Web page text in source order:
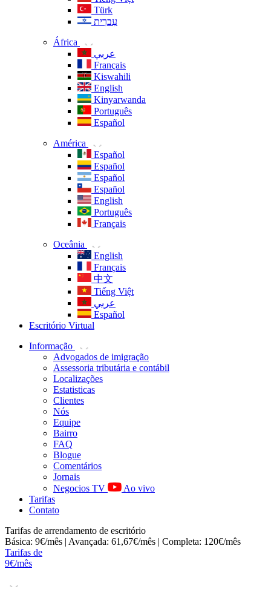
Türk
עִברִית
África
عربي
Français
Kiswahili
English
Kinyarwanda
Português
Español
América
Español
Español
Español
Español
English
Português
Français
Oceânia
English
Français
中文
Tiếng Việt
عربي
Español
Escritório Virtual
Informação
Advogados de imigração
Assessoria tributária e contábil
Localizações
Estatisticas
Clientes
Nós
Equipe
Bairro
FAQ
Blogue
Comentários
Jornais
Negocios TV
Ao vivo
Tarifas
Contato
Tarifas de arrendamento de escritório
Básica: 9€/mês | Avançada: 61,67€/mês | Completa: 120€/mês
Tarifas de
9€/mês